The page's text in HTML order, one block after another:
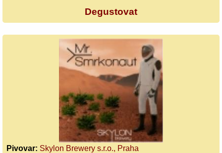
Degustovat
Pivovar: Skylon Brewery s.r.o., Praha